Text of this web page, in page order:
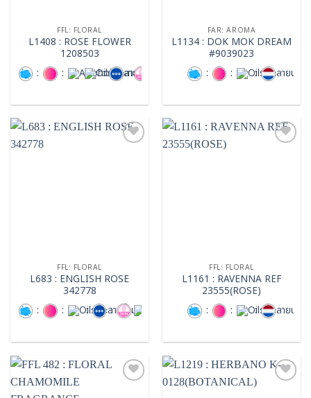
FFL: FLORAL
L1408 : ROSE FLOWER
1208503
:
: : :
FAR: AROMA
L1134 : DOK MOK DREAM
#9039023
:
: :
FFL: FLORAL
L683 : ENGLISH ROSE
342778
:
: : :
FFL: FLORAL
L1161 : RAVENNA REF
23555(ROSE)
:
: :